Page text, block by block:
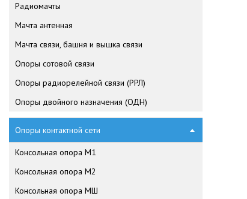
Радиомачты
Мачта антенная
Мачта связи, башня и вышка связи
Опоры сотовой связи
Опоры радиорелейной связи (РРЛ)
Опоры двойного назначения (ОДН)
Опоры контактной сети
Консольная опора М1
Консольная опора М2
Консольная опора МШ